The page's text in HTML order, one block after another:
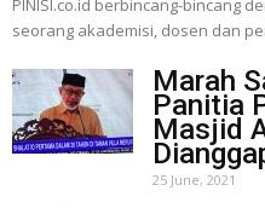
PINISI.co.id berbincang-bincang
seorang akademisi, dosen dan
Marah
Panitia
Masjid
25 June, 2021